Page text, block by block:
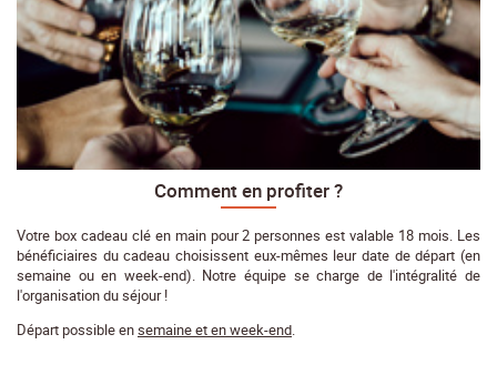
Comment en profiter ?
Votre box cadeau clé en main pour 2 personnes est valable 18 mois. Les
bénéficiaires du cadeau choisissent eux-mêmes leur date de départ (en
semaine ou en week-end). Notre équipe se charge de l'intégralité de
l'organisation du séjour !
Départ possible ensemaine et en week-end.